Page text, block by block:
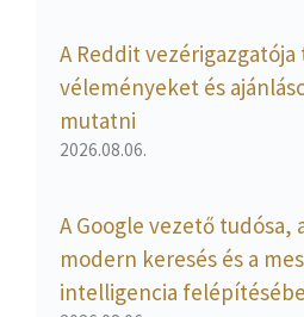
A Reddit vezérigazgatója
véleményeket és
mutatni
2026.08.06.
A Google vezető tudósa,
modern keresés és a
intelligencia